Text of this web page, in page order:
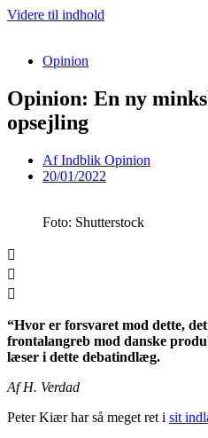
Videre til indhold
Opinion
Opinion: En ny
opsejling
AfIndblik Opinion
20/01/2022
Foto: Shutterstock
“Hvor er forsvaret mod dette,
frontalangreb mod danske
læser i dette debatindlæg.
Af H. Verdad
Peter Kiær har så meget ret i sit